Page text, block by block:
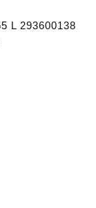
L 293600138